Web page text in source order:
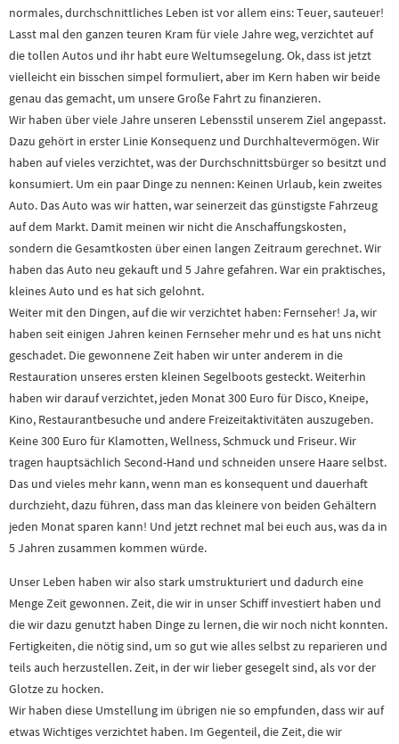
normales, durchschnittliches Leben ist vor allem eins: Teuer, sauteuer!
Lasst mal den ganzen teuren Kram für viele Jahre weg, verzichtet auf
die tollen Autos und ihr habt eure Weltumsegelung. Ok, dass ist jetzt
vielleicht ein bisschen simpel formuliert, aber im Kern haben wir beide
genau das gemacht, um unsere Große Fahrt zu finanzieren.
Wir haben über viele Jahre unseren Lebensstil unserem Ziel angepasst.
Dazu gehört in erster Linie Konsequenz und Durchhaltevermögen. Wir
haben auf vieles verzichtet, was der Durchschnittsbürger so besitzt und
konsumiert. Um ein paar Dinge zu nennen: Keinen Urlaub, kein zweites
Auto. Das Auto was wir hatten, war seinerzeit das günstigste Fahrzeug
auf dem Markt. Damit meinen wir nicht die Anschaffungskosten,
sondern die Gesamtkosten über einen langen Zeitraum gerechnet. Wir
haben das Auto neu gekauft und 5 Jahre gefahren. War ein praktisches,
kleines Auto und es hat sich gelohnt.
Weiter mit den Dingen, auf die wir verzichtet haben: Fernseher! Ja, wir
haben seit einigen Jahren keinen Fernseher mehr und es hat uns nicht
geschadet. Die gewonnene Zeit haben wir unter anderem in die
Restauration unseres ersten kleinen Segelboots gesteckt. Weiterhin
haben wir darauf verzichtet, jeden Monat 300 Euro für Disco, Kneipe,
Kino, Restaurantbesuche und andere Freizeitaktivitäten auszugeben.
Keine 300 Euro für Klamotten, Wellness, Schmuck und Friseur. Wir
tragen hauptsächlich Second-Hand und schneiden unsere Haare selbst.
Das und vieles mehr kann, wenn man es konsequent und dauerhaft
durchzieht, dazu führen, dass man das kleinere von beiden Gehältern
jeden Monat sparen kann! Und jetzt rechnet mal bei euch aus, was da in
5 Jahren zusammen kommen würde.
Unser Leben haben wir also stark umstrukturiert und dadurch eine
Menge Zeit gewonnen. Zeit, die wir in unser Schiff investiert haben und
die wir dazu genutzt haben Dinge zu lernen, die wir noch nicht konnten.
Fertigkeiten, die nötig sind, um so gut wie alles selbst zu reparieren und
teils auch herzustellen. Zeit, in der wir lieber gesegelt sind, als vor der
Glotze zu hocken.
Wir haben diese Umstellung im übrigen nie so empfunden, dass wir auf
etwas Wichtiges verzichtet haben. Im Gegenteil, die Zeit, die wir